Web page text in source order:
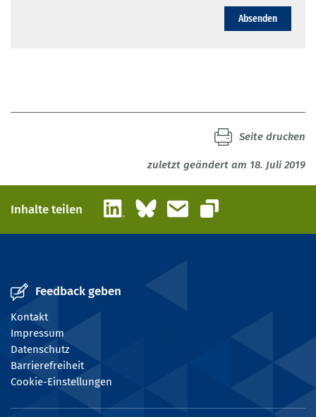
Absenden
zuletzt geändert am 18. Juli 2019
Seite drucken
Inhalte teilen LinkedInBlueskyE-Mail
Link kopieren
Feedback geben
Kontakt
Impressum
Datenschutz
Barrierefreiheit
Cookie-Einstellungen